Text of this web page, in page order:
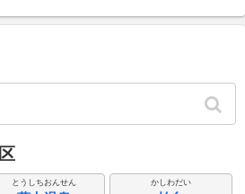
とうしちおんせん かしわだい